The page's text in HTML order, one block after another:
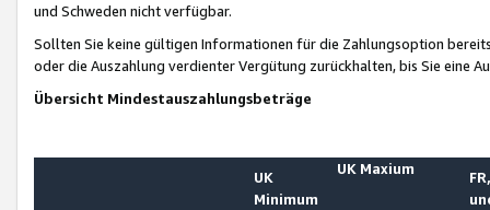
und Schweden nicht verfügbar.
Sollten Sie keine gültigen Informationen für die Zahlungsoption
oder die Auszahlung verdienter Vergütung zurückhalten, bis Sie
Übersicht Mindestauszahlungsbeträge
UK
Minimum
UK Maxium